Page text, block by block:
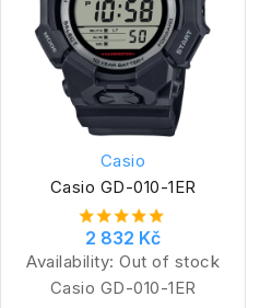
Casio
Casio GD-010-1ER
2 832 Kč
Availability: Out of stock
Casio GD-010-1ER